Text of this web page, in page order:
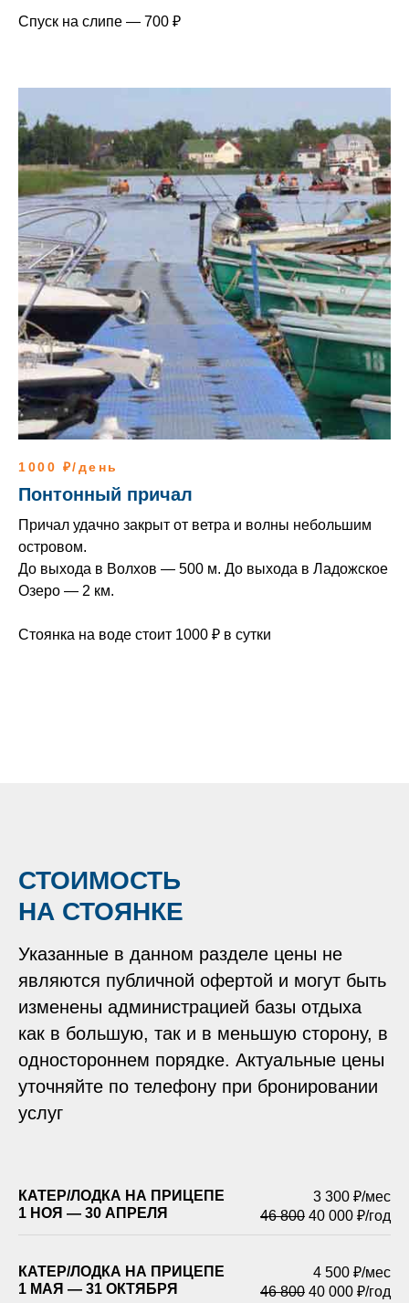
Спуск на слипе — 700 ₽
1000 ₽/день
Понтонный причал
Причал удачно закрыт от ветра и волны небольшим
островом.
До выхода в Волхов — 500 м. До выхода в Ладожское
Озеро — 2 км.
Стоянка на воде стоит 1000 ₽ в сутки
СТОИМОСТЬ
НА СТОЯНКЕ
Указанные в данном разделе цены не
являются публичной офертой и могут быть
изменены администрацией базы отдыха
как в большую, так и в меньшую сторону, в
одностороннем порядке. Актуальные цены
уточняйте по телефону при бронировании
услуг
КАТЕР/ЛОДКА НА ПРИЦЕПЕ
1 НОЯ — 30 АПРЕЛЯ
3 300 ₽/мес
46 800 40 000 ₽/год
КАТЕР/ЛОДКА НА ПРИЦЕПЕ
1 МАЯ — 31 ОКТЯБРЯ
4 500 ₽/мес
46 800 40 000 ₽/год